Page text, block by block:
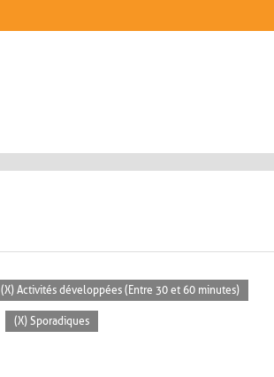
(X) Activités développées (Entre 30 et 60 minutes)
(X) Sporadiques